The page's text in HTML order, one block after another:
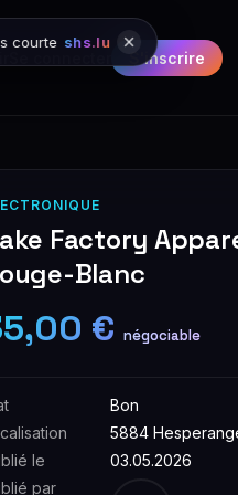
S'inscrire
courte shs.lu
Factory
Blanc
€ négociable
Bon
5884
le
03.05.2026
par